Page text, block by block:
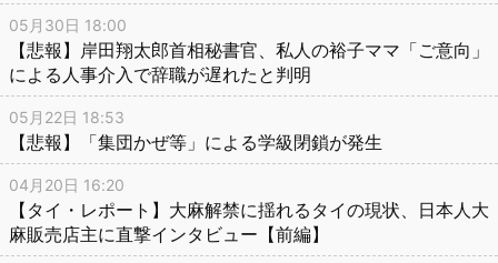
05月30日 18:00
【悲報】岸田翔太郎首相秘書官、私人の裕子ママ「ご意向」
による人事介入で辞職が遅れたと判明
05月22日 18:53
【悲報】「集団かぜ等」による学級閉鎖が発生
04月20日 16:20
【タイ・レポート】大麻解禁に揺れるタイの現状、日本人大
麻販売店主に直撃インタビュー【前編】